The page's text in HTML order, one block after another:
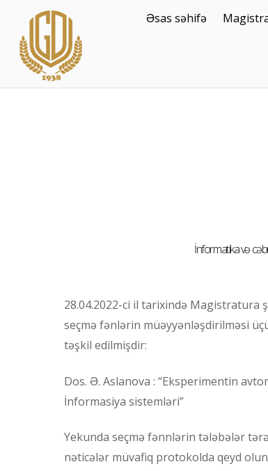
Əsas səhifə
İnformatika və
28.04.2022-ci il tarixində Magistratura
seçmə fənlərin müəyyənləşdirilməsi
təşkil edilmişdir:
Dos. Ə. Aslanova : “Eksperimentin
İnformasiya sistemləri”
Yekunda seçmə fənnlərin tələbələr
nəticələr müvafiq protokolda qeyd